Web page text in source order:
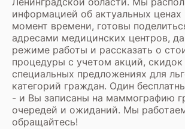
информацией об актуальных
момент времени, готовы
адресами медицинских центров,
режиме работы и рассказать о
процедуры с учетом акций, скидок
специальных предложениях для
категорий граждан. Один
- и Вы записаны на маммографию
очередей и ожиданий. Мы
обращайтесь!